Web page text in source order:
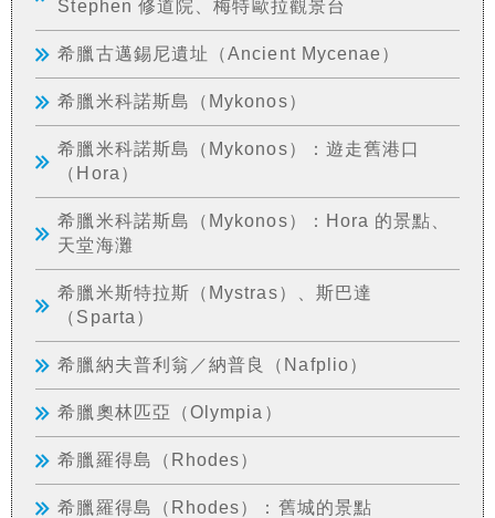
Stephen 修道院、梅特歐拉觀景台
希臘古邁錫尼遺址（Ancient Mycenae）
希臘米科諾斯島（Mykonos）
希臘米科諾斯島（Mykonos）：遊走舊港口
（Hora）
希臘米科諾斯島（Mykonos）：Hora 的景點、
天堂海灘
希臘米斯特拉斯（Mystras）、斯巴達
（Sparta）
希臘納夫普利翁／納普良（Nafplio）
希臘奧林匹亞（Olympia）
希臘羅得島（Rhodes）
希臘羅得島（Rhodes）：舊城的景點